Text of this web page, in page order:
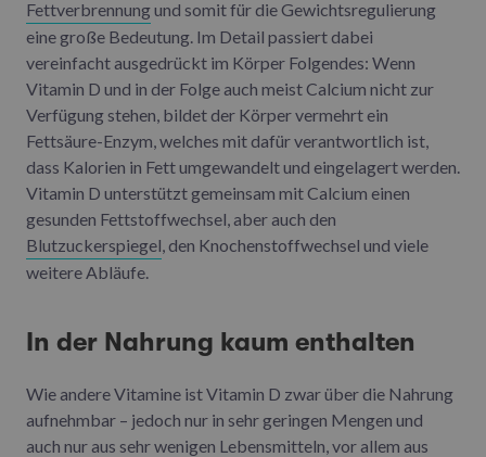
Fettverbrennungund somit für die Gewichtsregulierung
eine große Bedeutung. Im Detail passiert dabei
vereinfacht ausgedrückt im Körper Folgendes: Wenn
Vitamin D und in der Folge auch meist Calcium nicht zur
Verfügung stehen, bildet der Körper vermehrt ein
Fettsäure-Enzym, welches mit dafür verantwortlich ist,
dass Kalorien in Fett umgewandelt und eingelagert werden.
Vitamin D unterstützt gemeinsam mit Calcium einen
gesunden Fettstoffwechsel, aber auch den
Blutzuckerspiegel , den Knochenstoffwechsel und viele
weitere Abläufe.
In der Nahrung kaum enthalten
Wie andere Vitamine ist Vitamin D zwar über die Nahrung
aufnehmbar – jedoch nur in sehr geringen Mengen und
auch nur aus sehr wenigen Lebensmitteln, vor allem aus